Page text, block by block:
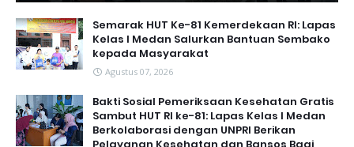
Semarak HUT Ke-81 Kemerdekaan RI: Lapas
Kelas I Medan Salurkan Bantuan Sembako
kepada Masyarakat
Agustus 07, 2026
Bakti Sosial Pemeriksaan Kesehatan Gratis
Sambut HUT RI ke-81: Lapas Kelas I Medan
Berkolaborasi dengan UNPRI Berikan